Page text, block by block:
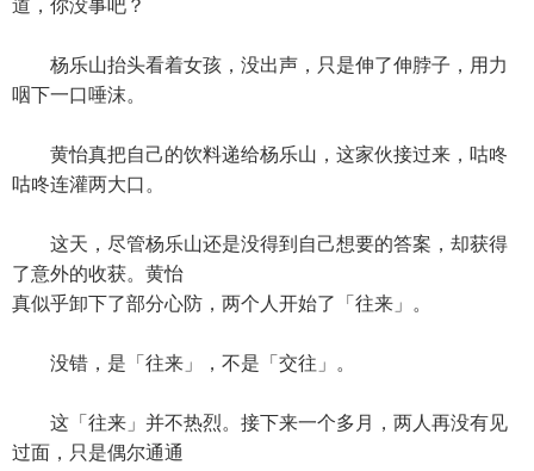
道，你没事吧？
杨乐山抬头看着女孩，没出声，只是伸了伸脖子，用力
咽下一口唾沫。
黄怡真把自己的饮料递给杨乐山，这家伙接过来，咕咚
咕咚连灌两大口。
这天，尽管杨乐山还是没得到自己想要的答案，却获得
了意外的收获。黄怡
真似乎卸下了部分心防，两个人开始了「往来」。
没错，是「往来」，不是「交往」。
这「往来」并不热烈。接下来一个多月，两人再没有见
过面，只是偶尔通通